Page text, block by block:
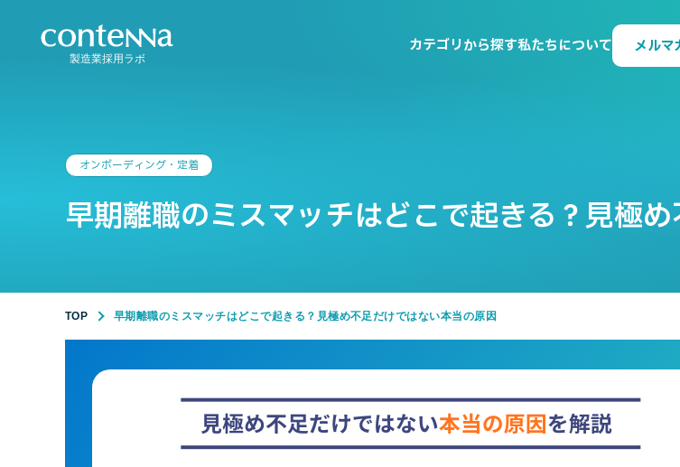
製造業採用ラボ
カテゴリから探す私たちについて メルマ
オンボーディング・定着
早期離職のミスマッチはどこで起きる？見極
TOP 早期離職のミスマッチはどこで起きる？見極め不足だけではない本当の原因